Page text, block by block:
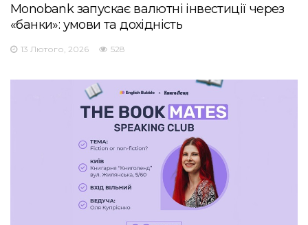
Monobank запускає валютні інвестиції через
«банки»: умови та дохідність
13 Лютого, 2026 528